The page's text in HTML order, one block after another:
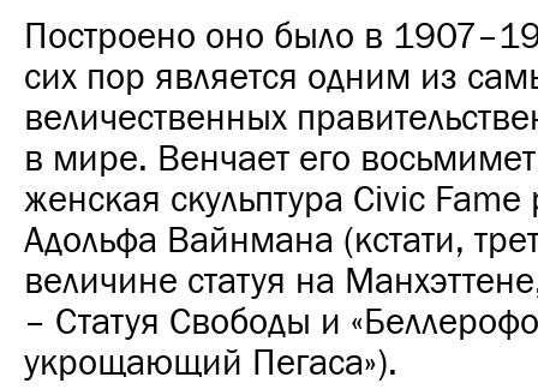
Построено оно было в
сих пор является одним из
величественных
в мире. Венчает его
женская скульптура Civic Fame
Адольфа Вайнмана (кстати,
величине статуя на
– Статуя Свободы и
укрощающий Пегаса»).